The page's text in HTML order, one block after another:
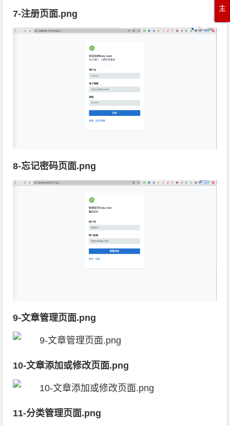
7-注册页面.png
8-忘记密码页面.png
9-文章管理页面.png
10-文章添加或修改页面.png
11-分类管理页面.png
主